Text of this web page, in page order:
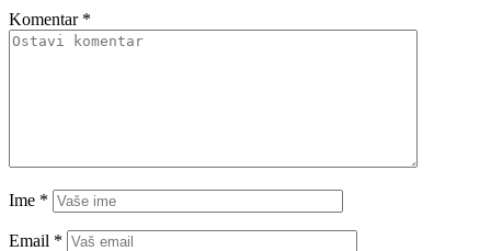
Komentar *
Ime *
Email *